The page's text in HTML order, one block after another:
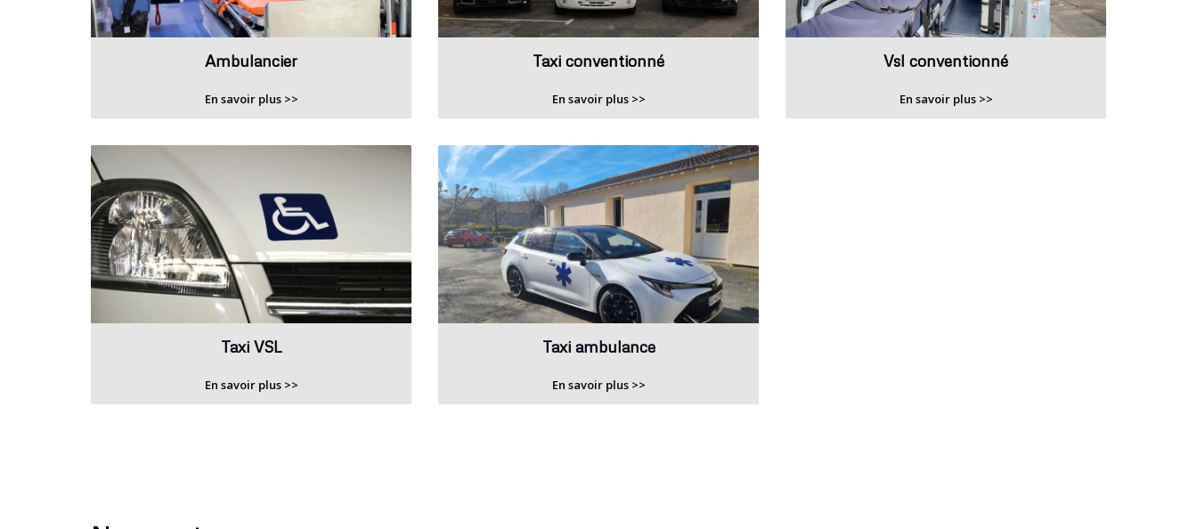
Ambulancier
En savoir plus >>
Taxi conventionné
En savoir plus >>
Vsl conventionné
En savoir plus >>
Taxi VSL
En savoir plus >>
Taxi ambulance
En savoir plus >>